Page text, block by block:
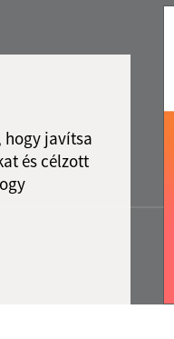
hogy javítsa
és célzott